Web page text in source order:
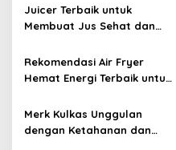
p
o
s
Juicer Terbaik untuk
Membuat Jus Sehat dan
Rekomendasi Air Fryer
Hemat Energi Terbaik untuk
Merk Kulkas Unggulan
dengan Ketahanan dan